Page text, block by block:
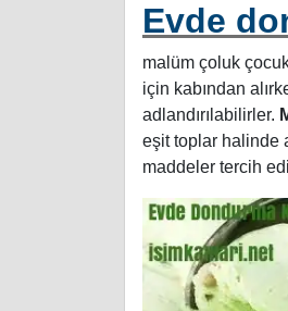
Evde
malüm çoluk
için kabından
adlandırılabilirler.
eşit toplar halinde
maddeler tercih